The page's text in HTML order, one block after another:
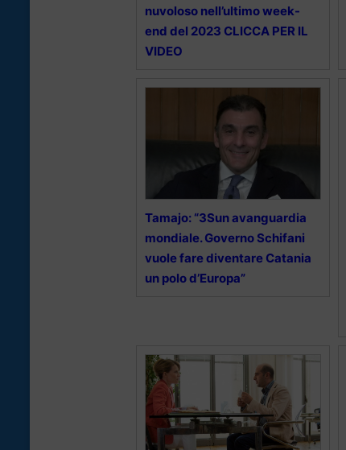
nuvoloso nell’ultimo week-
end del 2023 CLICCA PER IL
VIDEO
Tamajo: “3Sun avanguardia
mondiale. Governo Schifani
vuole fare diventare Catania
un polo d’Europa”